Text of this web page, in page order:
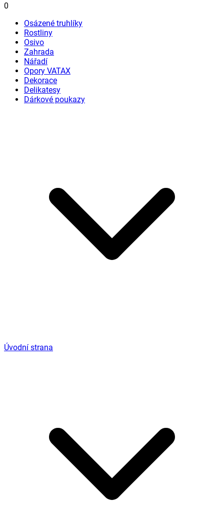
0
Osázené truhlíky
Rostliny
Osivo
Zahrada
Nářadí
Opory VATAX
Dekorace
Delikatesy
Dárkové poukazy
Úvodní strana